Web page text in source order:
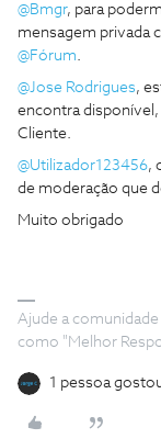
@Bmgr, para
mensagem privada
@Fórum.
@Jose Rodrigues,
encontra
Cliente.
@Utilizador123456,
de moderação que
Muito obrigado
Ajude a
como "Melhor
1 pessoa